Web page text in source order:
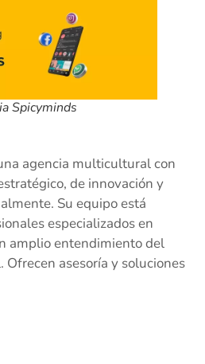
Spicyminds
agencia multicultural con
de innovación y
Su equipo está
especializados en
amplio entendimiento del
asesoría y soluciones